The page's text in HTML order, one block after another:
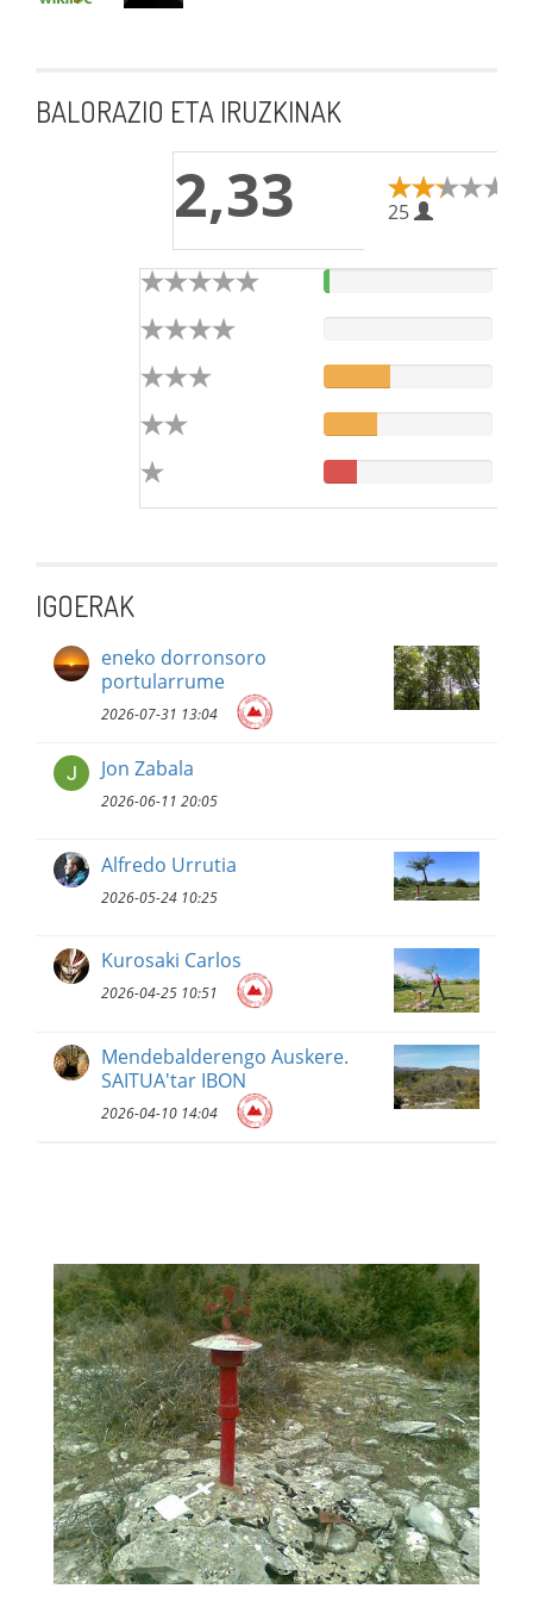
BALORAZIO ETA IRUZKINAK
2,33 25
IGOERAK
eneko dorronsoro
portularrume
2026-07-31 13:04
Jon Zabala
2026-06-11 20:05
Alfredo Urrutia
2026-05-24 10:25
Kurosaki Carlos
2026-04-25 10:51
Mendebalderengo Auskere.
SAITUA'tar IBON
2026-04-10 14:04